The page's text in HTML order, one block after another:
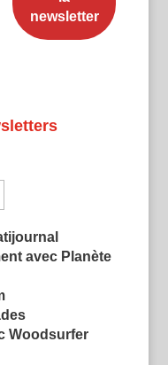
avec Planète
Woodsurfer